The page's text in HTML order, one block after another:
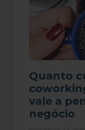
Quanto
vale a
negócio